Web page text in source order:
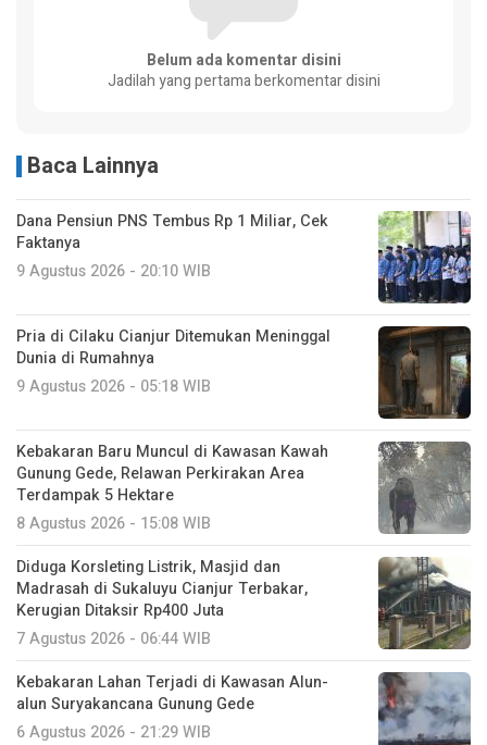
Belum ada komentar disini
Jadilah yang pertama berkomentar disini
Baca Lainnya
Dana Pensiun PNS Tembus Rp 1 Miliar, Cek
Faktanya
9 Agustus 2026 - 20:10 WIB
Pria di Cilaku Cianjur Ditemukan Meninggal
Dunia di Rumahnya
9 Agustus 2026 - 05:18 WIB
Kebakaran Baru Muncul di Kawasan Kawah
Gunung Gede, Relawan Perkirakan Area
Terdampak 5 Hektare
8 Agustus 2026 - 15:08 WIB
Diduga Korsleting Listrik, Masjid dan
Madrasah di Sukaluyu Cianjur Terbakar,
Kerugian Ditaksir Rp400 Juta
7 Agustus 2026 - 06:44 WIB
Kebakaran Lahan Terjadi di Kawasan Alun-
alun Suryakancana Gunung Gede
6 Agustus 2026 - 21:29 WIB